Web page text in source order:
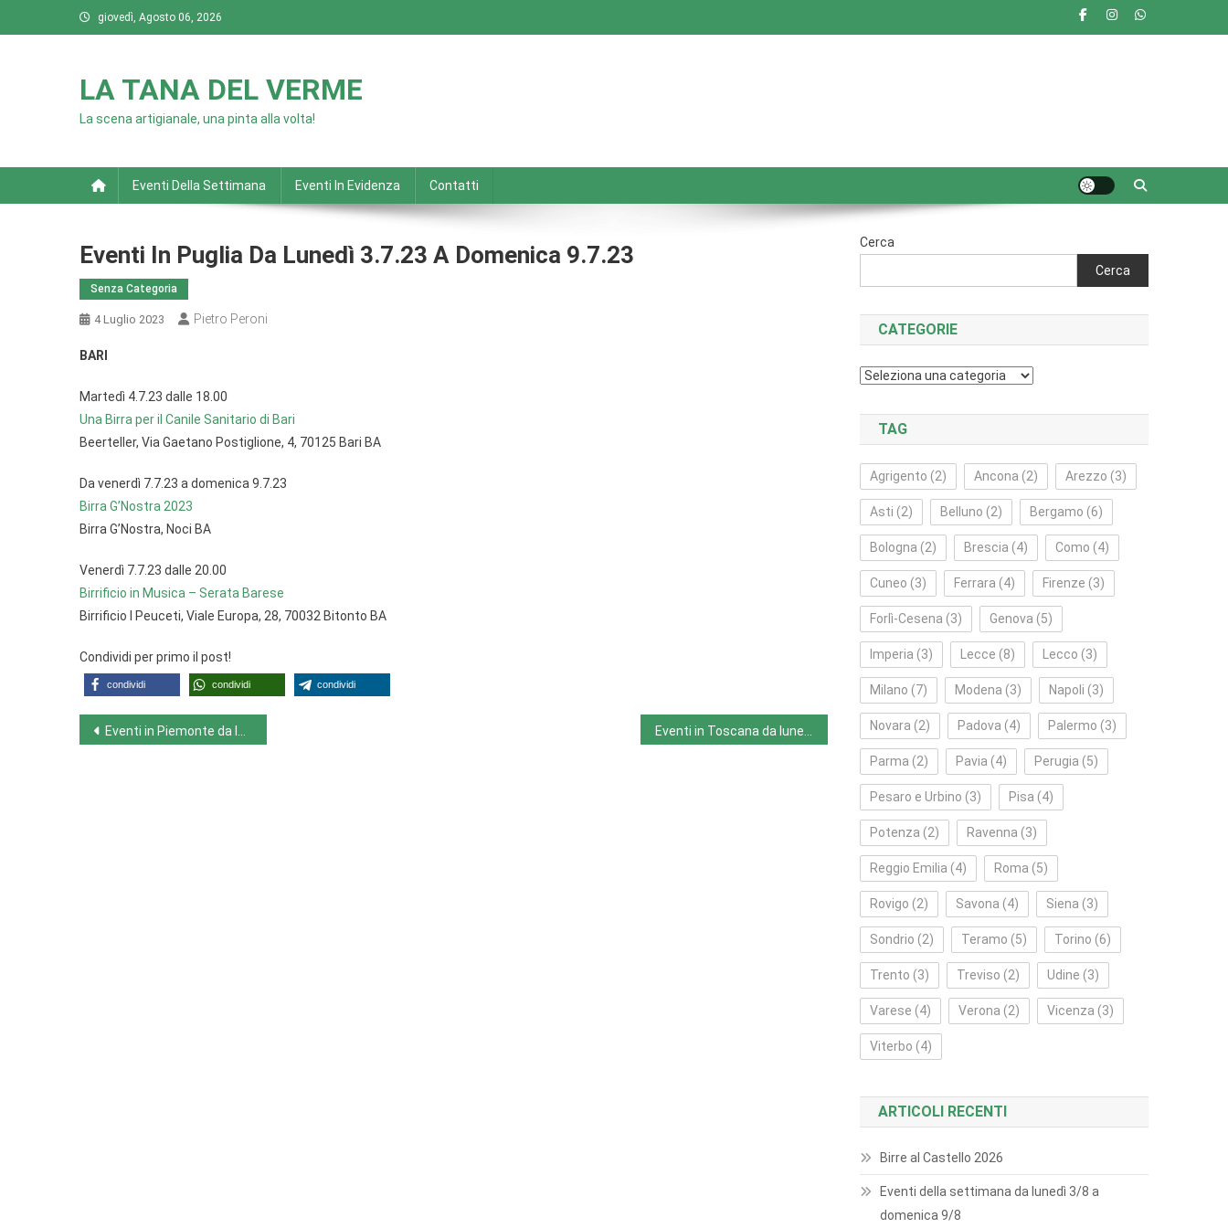
to
giovedì, Agosto 06, 2026
LA TANA DEL VERME
La scena artigianale, una pinta alla volta!
Eventi Della Settimana Eventi In Evidenza Contatti
Eventi In Puglia Da Lunedì 3.7.23 A Domenica 9.7.23
Senza Categoria
4 Luglio 2023 Pietro Peroni
BARI
Martedì 4.7.23 dalle 18.00
Una Birra per il Canile Sanitario di Bari
Beerteller, Via Gaetano Postiglione, 4, 70125 Bari BA
Da venerdì 7.7.23 a domenica 9.7.23
Birra G’Nostra 2023
Birra G’Nostra, Noci BA
Venerdì 7.7.23 dalle 20.00
Birrificio in Musica – Serata Barese
Birrificio I Peuceti, Viale Europa, 28, 70032 Bitonto BA
Condividi per primo il post!
condividi condividi condividi
Navigazione
Eventi in Piemonte da lunedì 3.7.23 a domenica 9.7.23
Cerca
Cerca
CATEGORIE
Categorie
TAG
Agrigento (2) Ancona (2) Arezzo (3)
Asti (2) Belluno (2) Bergamo (6)
Bologna (2) Brescia (4) Como (4)
Cuneo (3) Ferrara (4) Firenze (3)
Forlì‑Cesena (3) Genova (5)
Imperia (3) Lecce (8) Lecco (3)
Milano (7) Modena (3) Napoli (3)
Novara (2) Padova (4) Palermo (3)
Parma (2) Pavia (4) Perugia (5)
Pesaro e Urbino (3) Pisa (4)
Potenza (2) Ravenna (3)
Reggio Emilia (4) Roma (5)
Rovigo (2) Savona (4) Siena (3)
Sondrio (2) Teramo (5) Torino (6)
Trento (3) Treviso (2) Udine (3)
Varese (4) Verona (2) Vicenza (3)
Viterbo (4)
ARTICOLI RECENTI
Birre al Castello 2026
Eventi della settimana da lunedì 3/8 a
domenica 9/8